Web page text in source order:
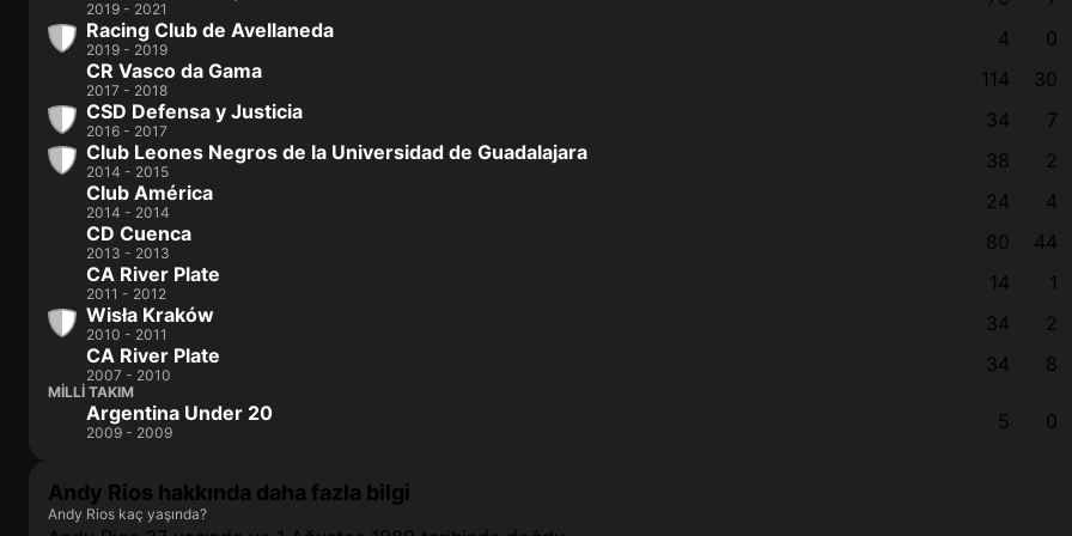
2019 - 2021
Racing Club de Avellaneda
2019 - 2019 4 0
CR Vasco da Gama
2017 - 2018 114 30
CSD Defensa y Justicia
2016 - 2017 34 7
Club Leones Negros de la Universidad de Guadalajara
2014 - 2015 38 2
Club América
2014 - 2014 24 4
CD Cuenca
2013 - 2013 80 44
CA River Plate
2011 - 2012 14 1
Wisła Kraków
2010 - 2011 34 2
CA River Plate
2007 - 2010 34 8
MILLI TAKIM
Argentina Under 20
2009 - 2009 5 0
Andy Rios hakkında daha fazla bilgi
Andy Rios kaç yaşında?